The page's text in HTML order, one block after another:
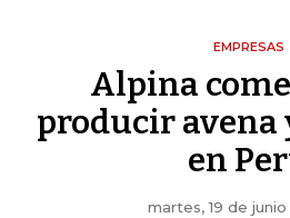
EMPRESAS
Alpina
producir avena
en
martes, 19 de junio